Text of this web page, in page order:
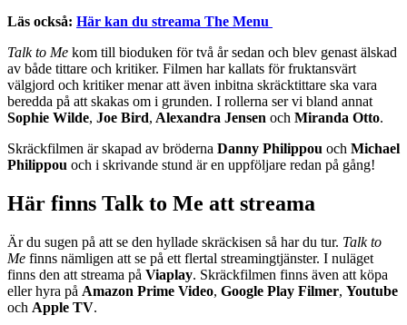
Läs också: Här kan du streama The Menu
Talk to Me kom till bioduken för två år sedan och blev genast älskad
av både tittare och kritiker. Filmen har kallats för fruktansvärt
välgjord och kritiker menar att även inbitna skräcktittare ska vara
beredda på att skakas om i grunden. I rollerna ser vi bland annat
Sophie Wilde, Joe Bird, Alexandra Jensen och Miranda Otto.
Skräckfilmen är skapad av bröderna Danny Philippou och Michael
Philippou och i skrivande stund är en uppföljare redan på gång!
Här finns Talk to Me att streama
Är du sugen på att se den hyllade skräckisen så har du tur. Talk to
Me finns nämligen att se på ett flertal streamingtjänster. I nuläget
finns den att streama på Viaplay. Skräckfilmen finns även att köpa
eller hyra på Amazon Prime Video, Google Play Filmer, Youtube
och Apple TV.